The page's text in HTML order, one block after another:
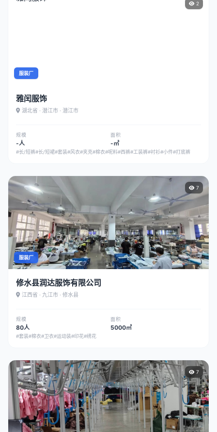
2
服装厂
雅闰服饰
湖北省 · 潜江市 · 潜江市
规模
-人
面积
-㎡
#长/短裤#长/短裙#套装#风衣#夹克#棉衣#呢料#西裤#工装裤#衬衫#小件#打底裤
7
服装厂
修水县润达服饰有限公司
江西省 · 九江市 · 修水县
规模
80人
面积
5000㎡
#套装#棉衣#卫衣#运动装#印花#绣花
7